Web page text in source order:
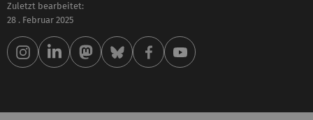
Zuletzt bearbeitet:
28 . Februar 2025